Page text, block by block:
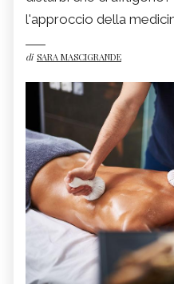
l'approccio della
di SARA MASCIGRANDE